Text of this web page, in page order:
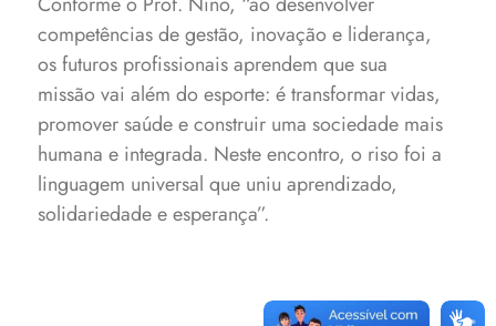
competências de gestão, inovação e liderança,
os futuros profissionais aprendem que sua
missão vai além do esporte: é transformar vidas,
promover saúde e construir uma sociedade mais
humana e integrada. Neste encontro, o riso foi a
linguagem universal que uniu aprendizado,
solidariedade e esperança”.